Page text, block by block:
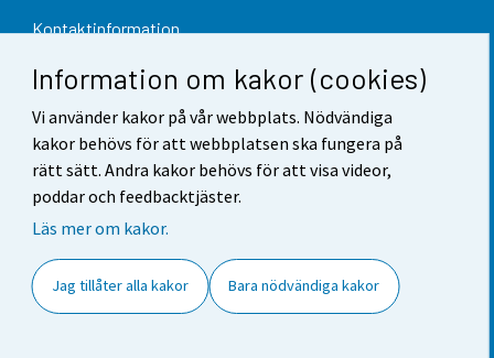
Information om kakor (cookies)
Vi använder kakor på vår webbplats. Nödvändiga
kakor behövs för att webbplatsen ska fungera på
rätt sätt. Andra kakor behövs för att visa videor,
poddar och feedbacktjäster.
Läs mer om kakor.
Jag tillåter alla kakor Bara nödvändiga kakor
Kontaktinformation
Respons
Användarvillkor
Dataskydd
Tillgänglighet
Cookie-inställningar